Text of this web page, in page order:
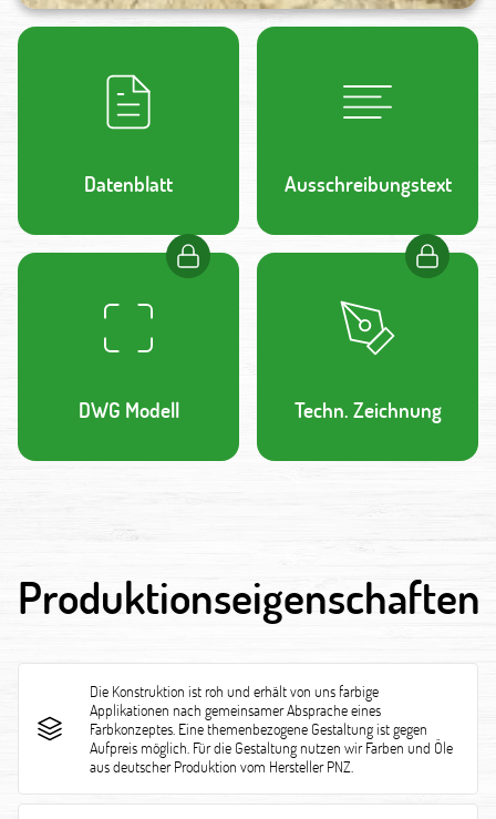
Datenblatt Ausschreibungstext
DWG Modell Techn. Zeichnung
Produktionseigenschaften
Die Konstruktion ist roh und erhält von uns farbige
Applikationen nach gemeinsamer Absprache eines
Farbkonzeptes. Eine themenbezogene Gestaltung ist gegen
Aufpreis möglich. Für die Gestaltung nutzen wir Farben und Öle
aus deutscher Produktion vom Hersteller PNZ.